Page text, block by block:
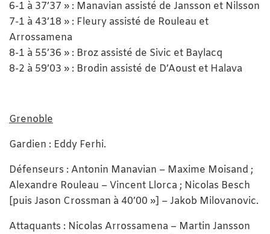
6-1 à 37’37 » : Manavian assisté de Jansson et Nilsson
7-1 à 43’18 » : Fleury assisté de Rouleau et
Arrossamena
8-1 à 55’36 » : Broz assisté de Sivic et Baylacq
8-2 à 59’03 » : Brodin assisté de D’Aoust et Halava
Grenoble
Gardien : Eddy Ferhi.
Défenseurs : Antonin Manavian – Maxime Moisand ;
Alexandre Rouleau – Vincent Llorca ; Nicolas Besch
[puis Jason Crossman à 40’00 »] – Jakob Milovanovic.
Attaquants : Nicolas Arrossamena – Martin Jansson